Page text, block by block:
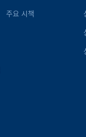
주요 시책